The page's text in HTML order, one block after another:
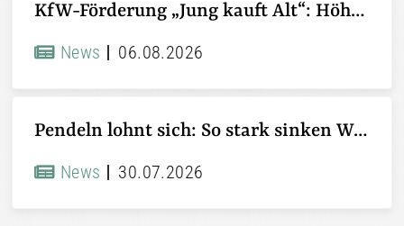
KfW-Förderung „Jung kauft Alt“: Höhere Kredite ab August 2026
News 06.08.2026
Pendeln lohnt sich: So stark sinken Wohnungspreise im Umland
News 30.07.2026